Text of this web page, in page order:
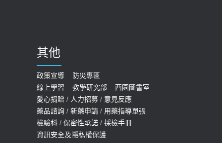
預約
2022-01-07
114年【公費流感及新冠疫苗】門診
預約
2025-09-30
其他
政策宣導
防災專區
線上學習
教學研究部
西園圖書室
愛心捐贈 / 人力招募 / 意見反應
藥品諮詢 / 新藥申請 / 用藥指導單張
檢驗科 / 保密性承諾 / 採檢手冊
資訊安全及隱私權保護